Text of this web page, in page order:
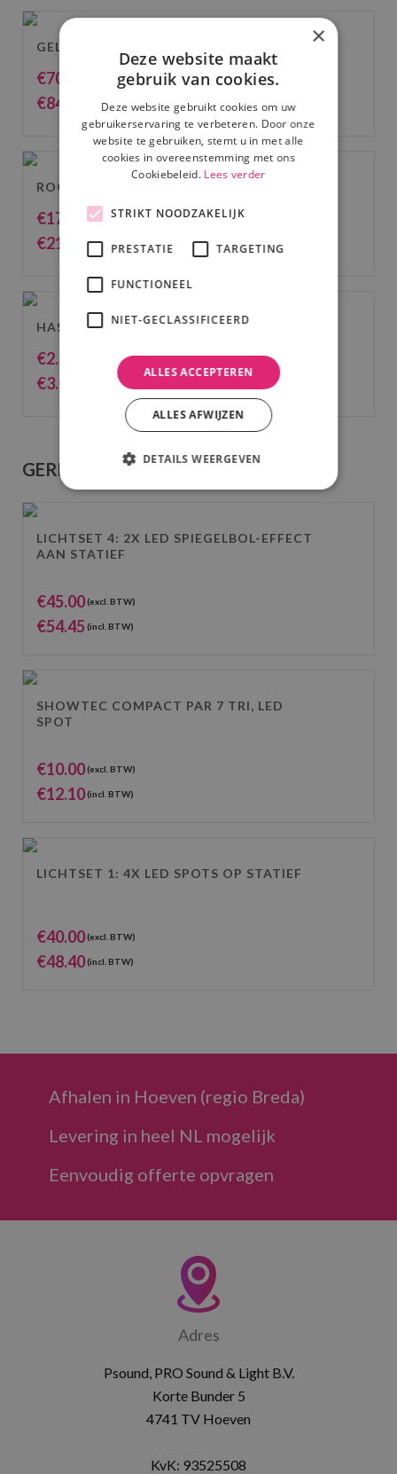
GELUIDSSET 1: 50-75 PERSONEN
€70.00 (excl. BTW)
€84.70 (incl. BTW)
ROOKMACHINE KLEIN
€17.50 (excl. BTW)
€21.18 (incl. BTW)
HASPEL 10 M.
€2.50 (excl. BTW)
€3.03 (incl. BTW)
GERELATEERDE PRODUCTEN
LICHTSET 4: 2X LED SPIEGELBOL-EFFECT
AAN STATIEF
€45.00(excl. BTW)
€54.45 (incl. BTW)
SHOWTEC COMPACT PAR 7 TRI, LED
SPOT
€10.00(excl. BTW)
€12.10(incl. BTW)
LICHTSET 1: 4X LED SPOTS OP STATIEF
€40.00(excl. BTW)
€48.40(incl. BTW)
Afhalen in Hoeven (regio Breda)
Levering in heel NL mogelijk
Eenvoudig offerte opvragen
Adres
Psound, PRO Sound & Light B.V.
Korte Bunder 5
4741 TV Hoeven
KvK: 93525508
×
Deze website maakt
gebruik van cookies.
Deze website gebruikt cookies om uw
gebruikerservaring te verbeteren. Door onze
website te gebruiken, stemt u in met alle
cookies in overeenstemming met ons
Cookiebeleid. Lees verder
STRIKT NOODZAKELIJK
PRESTATIE TARGETING
FUNCTIONEEL
NIET-GECLASSIFICEERD
ALLES ACCEPTEREN
ALLES AFWIJZEN
DETAILS WEERGEVEN